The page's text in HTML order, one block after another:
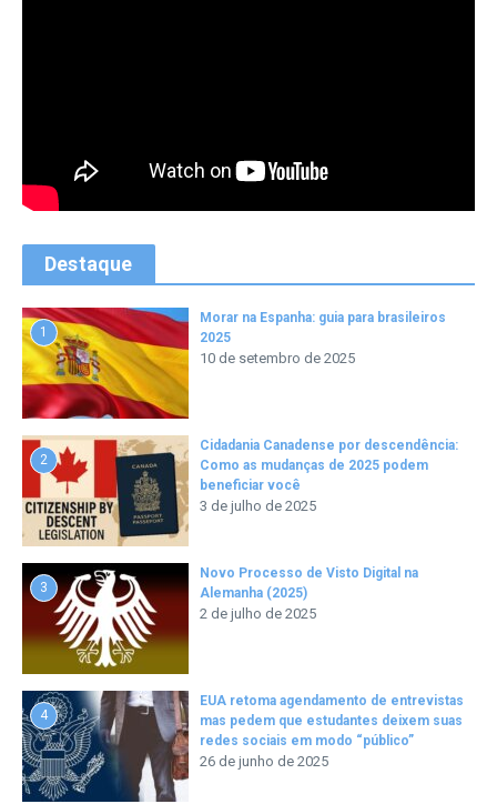
Destaque
1
Morar na Espanha: guia para brasileiros
2025
10 de setembro de 2025
2
Cidadania Canadense por descendência:
Como as mudanças de 2025 podem
beneficiar você
3 de julho de 2025
3
Novo Processo de Visto Digital na
Alemanha (2025)
2 de julho de 2025
4
EUA retoma agendamento de entrevistas
mas pedem que estudantes deixem suas
redes sociais em modo “público”
26 de junho de 2025